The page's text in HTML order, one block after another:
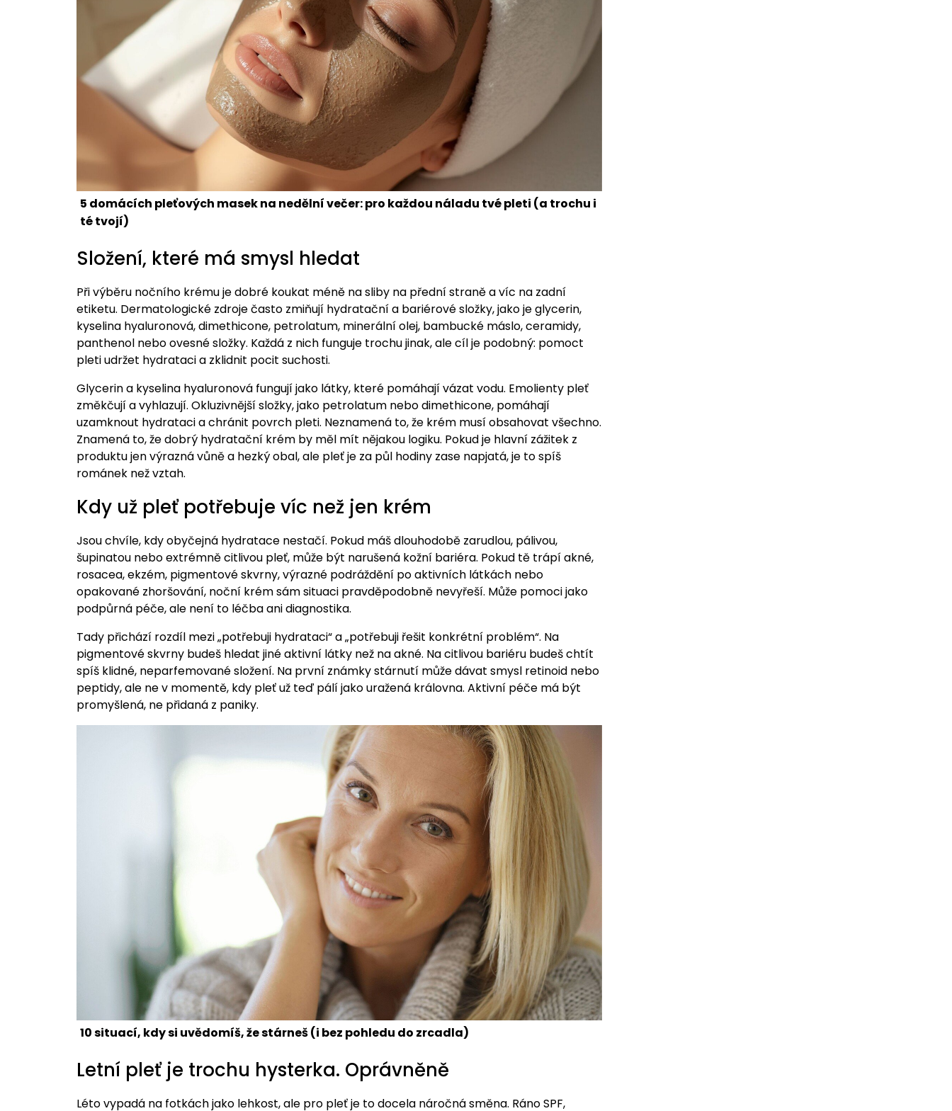
5 domácích pleťových masek na nedělní večer: pro každou náladu tvé pleti (a trochu i
té tvojí)
Složení, které má smysl hledat
Při výběru nočního krému je dobré koukat méně na sliby na přední straně a víc na zadní
etiketu. Dermatologické zdroje často zmiňují hydratační a bariérové složky, jako je glycerin,
kyselina hyaluronová, dimethicone, petrolatum, minerální olej, bambucké máslo, ceramidy,
panthenol nebo ovesné složky. Každá z nich funguje trochu jinak, ale cíl je podobný: pomoct
pleti udržet hydrataci a zklidnit pocit suchosti.
Glycerin a kyselina hyaluronová fungují jako látky, které pomáhají vázat vodu. Emolienty pleť
změkčují a vyhlazují. Okluzivnější složky, jako petrolatum nebo dimethicone, pomáhají
uzamknout hydrataci a chránit povrch pleti. Neznamená to, že krém musí obsahovat všechno.
Znamená to, že dobrý hydratační krém by měl mít nějakou logiku. Pokud je hlavní zážitek z
produktu jen výrazná vůně a hezký obal, ale pleť je za půl hodiny zase napjatá, je to spíš
románek než vztah.
Kdy už pleť potřebuje víc než jen krém
Jsou chvíle, kdy obyčejná hydratace nestačí. Pokud máš dlouhodobě zarudlou, pálivou,
šupinatou nebo extrémně citlivou pleť, může být narušená kožní bariéra. Pokud tě trápí akné,
rosacea, ekzém, pigmentové skvrny, výrazné podráždění po aktivních látkách nebo
opakované zhoršování, noční krém sám situaci pravděpodobně nevyřeší. Může pomoci jako
podpůrná péče, ale není to léčba ani diagnostika.
Tady přichází rozdíl mezi „potřebuji hydrataci“ a „potřebuji řešit konkrétní problém“. Na
pigmentové skvrny budeš hledat jiné aktivní látky než na akné. Na citlivou bariéru budeš chtít
spíš klidné, neparfemované složení. Na první známky stárnutí může dávat smysl retinoid nebo
peptidy, ale ne v momentě, kdy pleť už teď pálí jako uražená královna. Aktivní péče má být
promyšlená, ne přidaná z paniky.
10 situací, kdy si uvědomíš, že stárneš (i bez pohledu do zrcadla)
Letní pleť je trochu hysterka. Oprávněně
Léto vypadá na fotkách jako lehkost, ale pro pleť je to docela náročná směna. Ráno SPF,